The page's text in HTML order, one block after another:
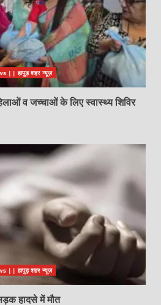
|| हापुड़ शहर न्यूज़
व जच्चाओं के लिए स्वास्थ्य शिविर
|| हापुड़ शहर न्यूज़
हादसे में मौत